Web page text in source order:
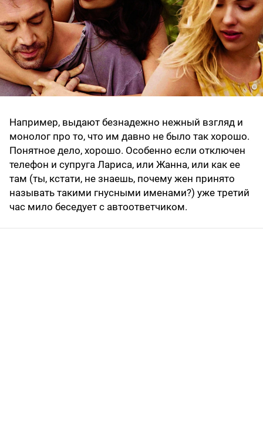
Например, выдают безнадежно нежный взгляд и
монолог про то, что им давно не было так хорошо.
Понятное дело, хорошо. Особенно если отключен
телефон и супруга Лариса, или Жанна, или как ее
там (ты, кстати, не знаешь, почему жен принято
называть такими гнусными именами?) уже третий
час мило беседует с автоответчиком.